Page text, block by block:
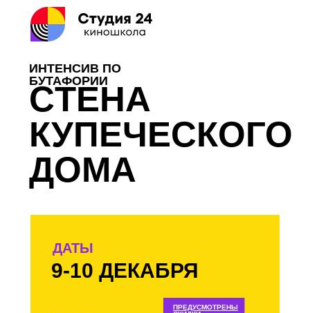
CТЕНА
КУПЕЧЕСКОГО
ДОМА
ИНТЕНСИВ ПО
БУТАФОРИИ
ДАТЫ
9-10 ДЕКАБРЯ
ПРЕДУСМОТРЕНЫ